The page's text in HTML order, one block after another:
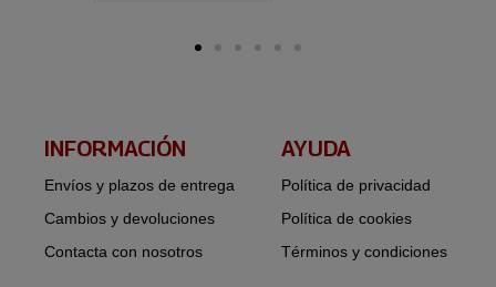
INFORMACIÓN​
Envíos y plazos de entrega
Cambios y devoluciones
Contacta con nosotros
AYUDA
Política de privacidad
Política de cookies
Términos y condiciones